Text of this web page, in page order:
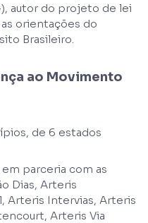
autor do projeto de lei
orientações do
Brasileiro.
ao Movimento
de 6 estados
parceria com as
Dias, Arteris
Arteris Intervias, Arteris
Arteris Via